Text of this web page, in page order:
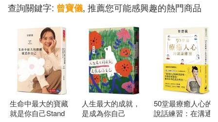
查詢關鍵字: 曾寶儀, 推薦您可能感興趣的熱門商品
生命中最大的寶藏
就是你自己Stand
人生最大的成就，
是成為你自己
50堂最療癒人心的
說話練習：在溝通